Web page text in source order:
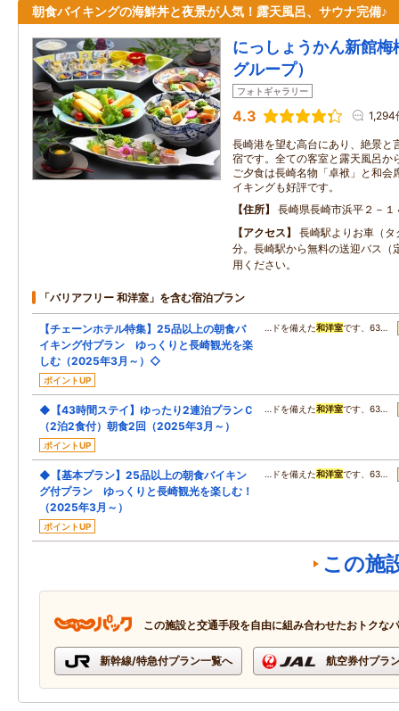
朝食バイキングの海鮮丼と夜景が人気！露天風呂、サウナ完備♪
にっしょうかん新館
グループ）
フォトギャラリー
4.3 1,294
長崎港を望む高台にあり、絶景と
宿です。全ての客室と露天風呂か
ご夕食は長崎名物「卓袱」と和会
イキングも好評です。
住所
長崎県長崎市浜平２－１
アクセス
長崎駅よりお車（
分。長崎駅から無料の送迎バス（
用ください。
「バリアフリー 和洋室」を含む宿泊プラン
【チェーンホテル特集】25品以上の朝食バ
イキング付プラン ゆっくりと長崎観光を楽
しむ（2025年3月～）◇
ポイントUP
…ドを備えた和洋室です、63…
◆【43時間ステイ】ゆったり2連泊プランＣ
（2泊2食付）朝食2回（2025年3月～）
ポイントUP
…ドを備えた和洋室です、63…
◆【基本プラン】25品以上の朝食バイキン
グ付プラン ゆっくりと長崎観光を楽しむ！
（2025年3月～）
ポイントUP
…ドを備えた和洋室です、63…
この施
この施設と交通手段を自由に組み合わせたおトクな
新幹線/特急付プラン一覧へ 航空券付プラ